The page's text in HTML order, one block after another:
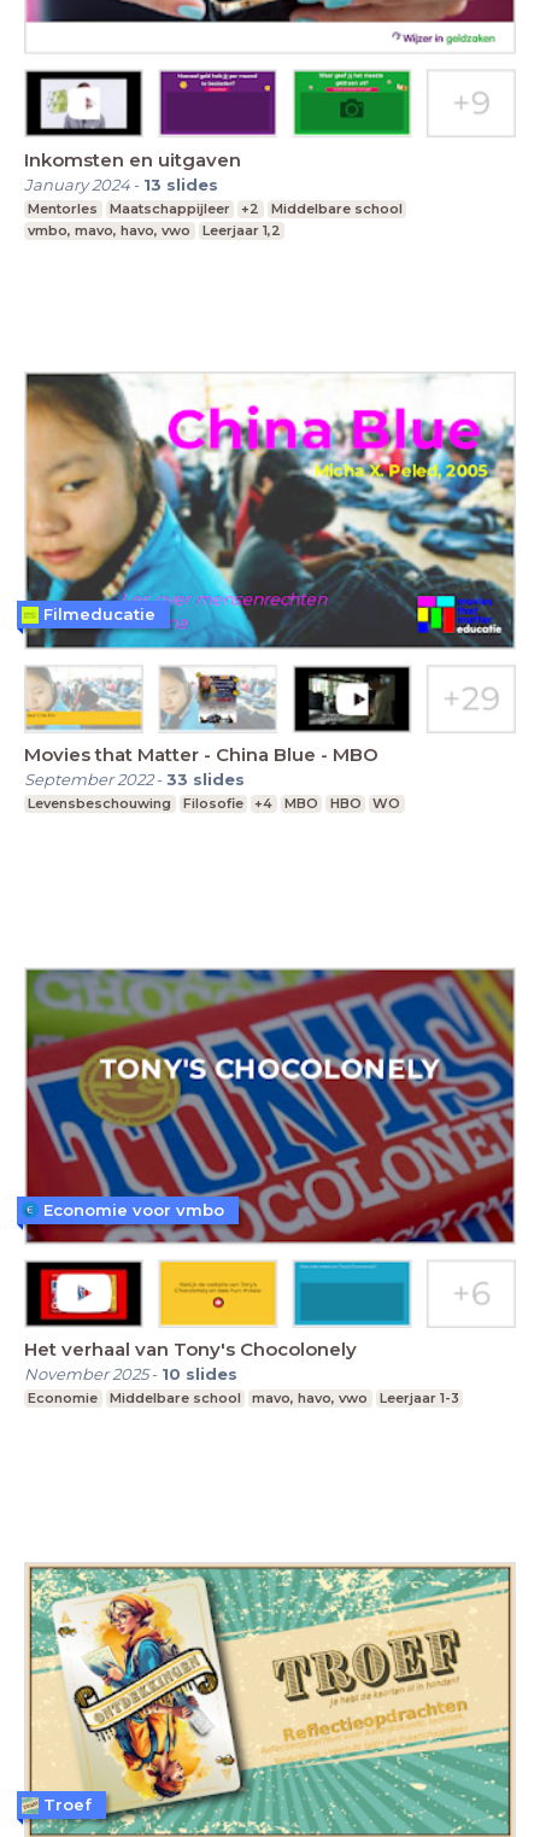
Inkomsten en uitgaven
January 2024- 13 slides
Mentorles Maatschappijleer +2
Middelbare school
vmbo, mavo, havo, vwo
Leerjaar 1,2
Movies that Matter - China Blue - MBO
September 2022-33 slides
Levensbeschouwing Filosofie +4 MBO HBO WO
Filmeducatie
Het verhaal van Tony's Chocolonely
November 2025- 10 slides
Economie Middelbare school mavo, havo, vwo Leerjaar 1-3
Economie voor vmbo
Troef